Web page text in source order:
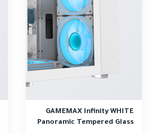
GAMEMAX Infinity WHITE
Panoramic Tempered Glass